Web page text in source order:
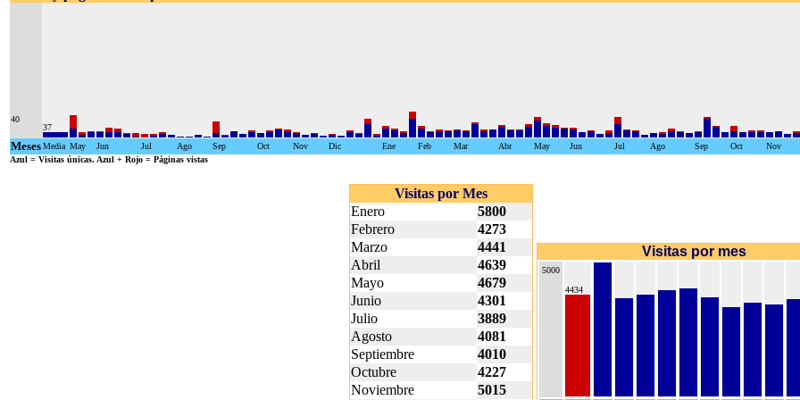
40
37
MesesMedia May Jun Jul Ago Sep Oct Nov Dic Ene Feb Mar Abr May Jun Jul Ago Sep Oct Nov
Azul = Visitas únicas. Azul + Rojo = Páginas vistas
Visitas por Mes
Enero
5800
Febrero
4273
Marzo
4441
Abril
4639
Mayo
4679
Junio
4301
Julio
3889
Agosto
4081
Septiembre
4010
Octubre
4227
Noviembre
5015
Visitas por mes
5000
4434